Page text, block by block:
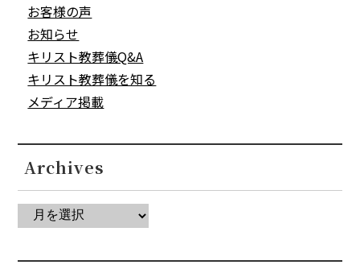
お客様の声
お知らせ
キリスト教葬儀Q&A
キリスト教葬儀を知る
メディア掲載
Archives